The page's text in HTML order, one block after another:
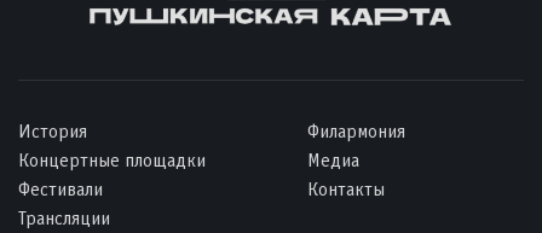
История
Концертные площадки
Фестивали
Трансляции
Филармония
Медиа
Контакты